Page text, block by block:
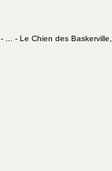
- ... - Le Chien des